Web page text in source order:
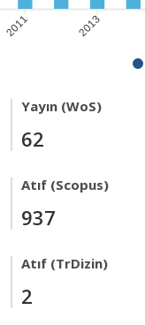
2011 2013
Yayın (WoS)
62
Atıf (Scopus)
937
Atıf (TrDizin)
2